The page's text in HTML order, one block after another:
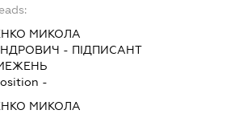
МИКОЛА
- ПІДПИСАНТ
-
МИКОЛА